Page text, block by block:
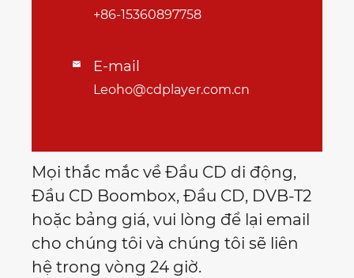
+86-15360897758
 E-mail
Leoho@cdplayer.com.cn
Mọi thắc mắc về Đầu CD di động,
Đầu CD Boombox, Đầu CD, DVB-T2
hoặc bảng giá, vui lòng để lại email
cho chúng tôi và chúng tôi sẽ liên
hệ trong vòng 24 giờ.